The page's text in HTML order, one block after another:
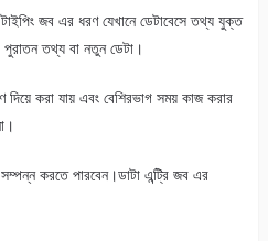
জব এর ধরণ যেখানে ডেটাবেসে তথ্য যুক্ত
তথ্য বা নতুন ডেটা।
করা যায় এবং বেশিরভাগ সময় কাজ করার
করতে পারবেন।ডাটা এন্ট্রি জব এর